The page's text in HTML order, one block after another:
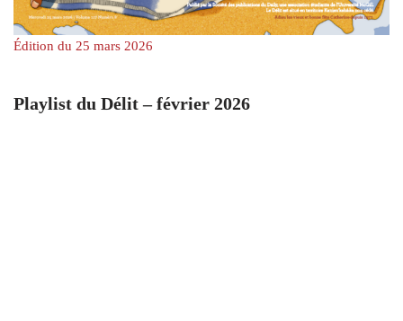
Édition du 25 mars 2026
Playlist du Délit – février 2026